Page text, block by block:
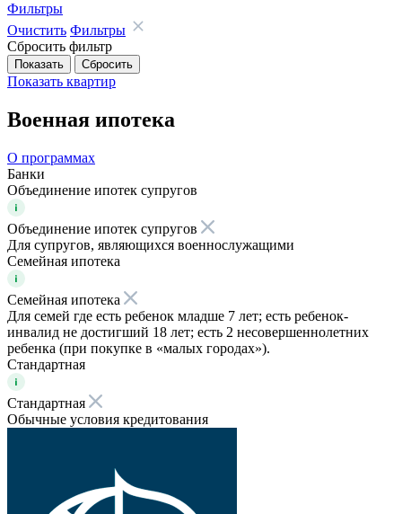
Фильтры
Очистить Фильтры
Сбросить фильтр
Показать квартир
Военная ипотека
О программах
Банки
Объединение ипотек супругов
Объединение ипотек супругов
Для супругов, являющихся военнослужащими
Семейная ипотека
Семейная ипотека
Для семей где есть ребенок младше 7 лет; есть ребенок-
инвалид не достигший 18 лет; есть 2 несовершеннолетних
ребенка (при покупке в «малых городах»).
Стандартная
Стандартная
Обычные условия кредитования